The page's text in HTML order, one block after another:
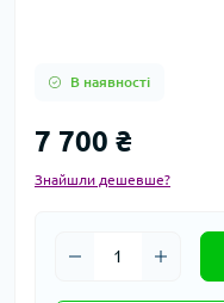
В наявності
7 700 ₴
Знайшли дешевше?